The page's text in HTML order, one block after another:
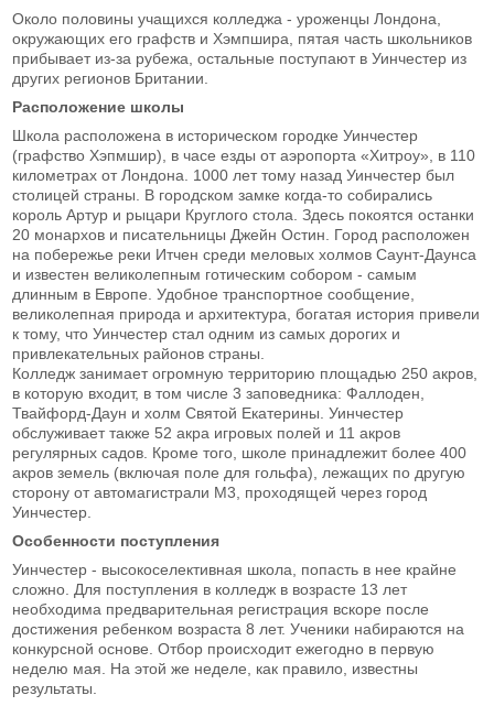
Около половины учащихся колледжа - уроженцы Лондона,
окружающих его графств и Хэмпшира, пятая часть школьников
прибывает из-за рубежа, остальные поступают в Уинчестер из
других регионов Британии.
Расположение школы
Школа расположена в историческом городке Уинчестер
(графство Хэпмшир), в часе езды от аэропорта «Хитроу», в 110
километрах от Лондона. 1000 лет тому назад Уинчестер был
столицей страны. В городском замке когда-то собирались
король Артур и рыцари Круглого стола. Здесь покоятся останки
20 монархов и писательницы Джейн Остин. Город расположен
на побережье реки Итчен среди меловых холмов Саунт-Даунса
и известен великолепным готическим собором - самым
длинным в Европе. Удобное транспортное сообщение,
великолепная природа и архитектура, богатая история привели
к тому, что Уинчестер стал одним из самых дорогих и
привлекательных районов страны.
Колледж занимает огромную территорию площадью 250 акров,
в которую входит, в том числе 3 заповедника: Фаллоден,
Твайфорд-Даун и холм Святой Екатерины. Уинчестер
обслуживает также 52 акра игровых полей и 11 акров
регулярных садов. Кроме того, школе принадлежит более 400
акров земель (включая поле для гольфа), лежащих по другую
сторону от автомагистрали М3, проходящей через город
Уинчестер.
Особенности поступления
Уинчестер - высокоселективная школа, попасть в нее крайне
сложно. Для поступления в колледж в возрасте 13 лет
необходима предварительная регистрация вскоре после
достижения ребенком возраста 8 лет. Ученики набираются на
конкурсной основе. Отбор происходит ежегодно в первую
неделю мая. На этой же неделе, как правило, известны
результаты.